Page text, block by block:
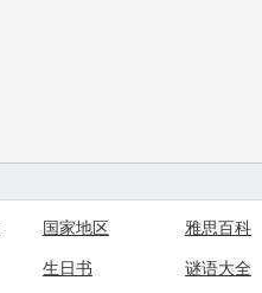
国家地区
雅思百科
生日书
谜语大全